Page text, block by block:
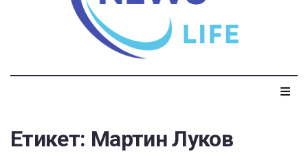
Етикет: Мартин Луков